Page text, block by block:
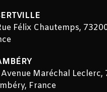
Félix Chautemps,
Maréchal Leclerc,
France